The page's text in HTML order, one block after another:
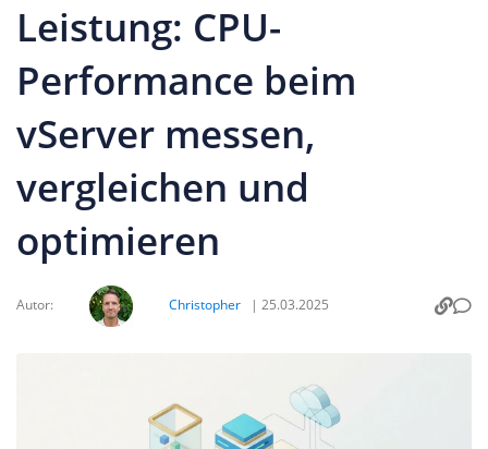
Leistung: CPU-
Performance beim
vServer messen,
vergleichen und
optimieren
Autor: Christopher | 25.03.2025